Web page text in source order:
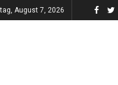
August 7, 2026